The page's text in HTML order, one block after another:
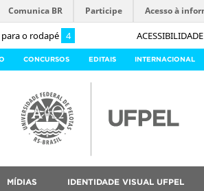
o rodapé 4 ACESSIBILIDADE
Comunica BR Participe Acesso à
CONCURSOS EDITAIS INTERNACIONAL
MÍDIAS IDENTIDADE VISUAL UFPEL